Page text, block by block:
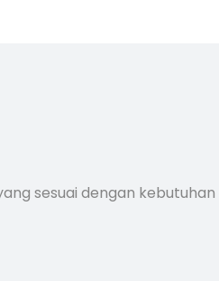
sesuai dengan